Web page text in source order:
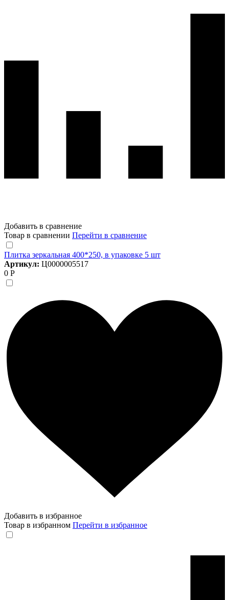
Добавить в сравнение
Товар в сравнении Перейти в сравнение
Плитка зеркальная 400*250, в упаковке 5 шт
Артикул: Ц0000005517
0 Р
Добавить в избранное
Товар в избранном Перейти в избранное